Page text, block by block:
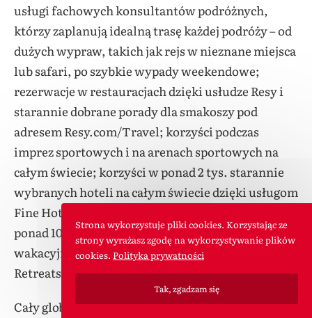
usługi fachowych konsultantów podróżnych,
którzy zaplanują idealną trasę każdej podróży – od
dużych wypraw, takich jak rejs w nieznane miejsca
lub safari, po szybkie wypady weekendowe;
rezerwacje w restauracjach dzięki usłudze Resy i
starannie dobrane porady dla smakoszy pod
adresem Resy.com/Travel; korzyści podczas
imprez sportowych i na arenach sportowych na
całym świecie; korzyści w ponad 2 tys. starannie
wybranych hoteli na całym świecie dzięki usługom
Fine Hotels + Resorts® oraz The Hotel Collection;
ponad 1000 wysokiej klasy ofert wynajmu
wakacyjnego na platformie Select Homes +
Retreats TM i nie tylko.
Cały globalny raport American Express Travel o
Strona wykorzystuje pliki cookies. Korzystając ze
strony wyrażasz zgodę na wykorzystywanie plików
cookies. Polityka prywatności
Tak, zgadzam się